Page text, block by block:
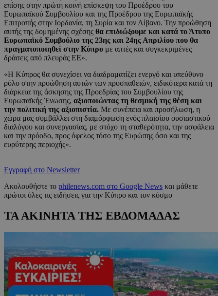
επίσης στην πρώτη κοινή επίσκεψη του Προέδρου του
Ευρωπαϊκού Συμβουλίου και της Προέδρου της Ευρωπαϊκής
Επιτροπής στην Ιορδανία, τη Συρία και τον Λίβανο. Την προώθηση
αυτής της δομημένης σχέσης θα επιδιώξουμε και κατά το Άτυπο
Ευρωπαϊκό Συμβούλιο της 23ης και 24ης Απριλίου που θα
πραγματοποιηθεί στην Κύπρο με απτές και συγκεκριμένες
δράσεις από πλευράς ΕΕ».
«Η Κύπρος θα συνεχίσει να διαδραματίζει ενεργό και υπεύθυνο
ρόλο στην προώθηση αυτών των προσπαθειών, ειδικότερα κατά τη
διάρκεια της άσκησης της Προεδρίας του Συμβουλίου της
Ευρωπαϊκής Ένωσης, αξιοποιώντας τη θεσμική της θέση και
την πολιτική της αξιοπιστία. Με συνέπεια και προσήλωση, η
χώρα μας συμβάλλει στη διαμόρφωση ενός πλαισίου ουσιαστικού
διαλόγου και συνεργασίας, με στόχο τη σταθερότητα, την ασφάλεια
και την πρόοδο, προς όφελος τόσο της Ευρώπης όσο και της
ευρύτερης περιοχής».
Εγγραφή στο Newsletter
Ακολουθήστε το philenews.com στο Google News και μάθετε
πρώτοι όλες τις ειδήσεις για την Κύπρο και τον κόσμο
ΤΑ ΑΚΙΝΗΤΑ ΤΗΣ ΕΒΔΟΜΑΔΑΣ